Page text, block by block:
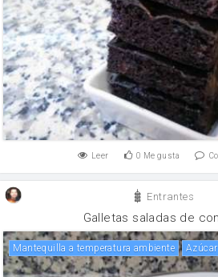
Leer 0 Me gusta
Entrantes
Galletas saladas de
Mantequilla a temperatura ambiente